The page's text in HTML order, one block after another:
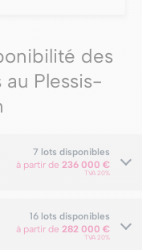
des
Plessis-
7 lots disponibles
à partir de 236 000 €
TVA 20%
16 lots disponibles
à partir de 282 000 €
TVA 20%